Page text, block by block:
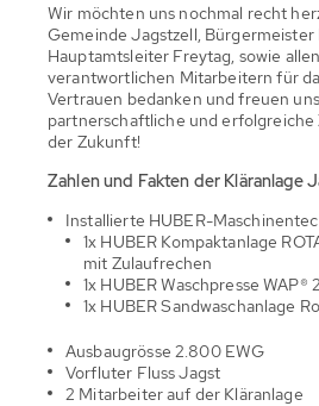
Wir möchten uns nochmal recht
Gemeinde Jagstzell, Bürgermeister
Hauptamtsleiter Freytag, sowie
verantwortlichen Mitarbeitern für
Vertrauen bedanken und freuen
partnerschaftliche und erfolgreiche
der Zukunft!
Zahlen und Fakten der Kläranlage
Installierte HUBER-
1x HUBER Kompaktanlage
mit Zulaufrechen
1x HUBER Waschpresse WAP® 2
1x HUBER Sandwaschanlage
Ausbaugrösse 2.800 EWG
Vorfluter Fluss Jagst
2 Mitarbeiter auf der Kläranlage